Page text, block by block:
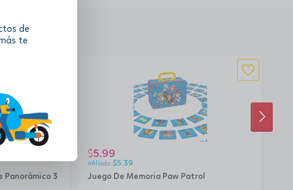
de
te
Panorámico 3
Juego De Memoria Paw Patrol
$5.99
$5.39